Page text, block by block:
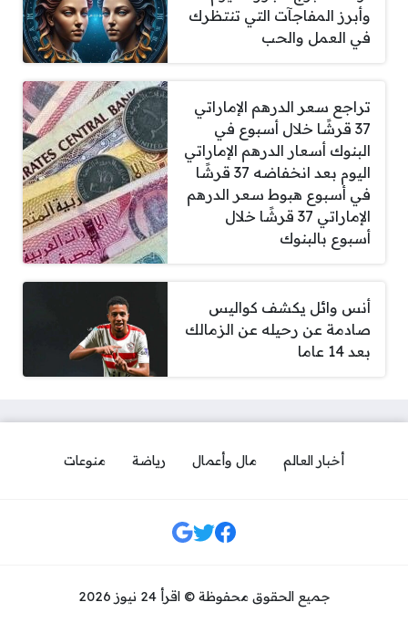
وأبرز المفاجآت التي تنتظرك
في العمل والحب
تراجع سعر الدرهم الإماراتي
37 قرشًا خلال أسبوع في
البنوك أسعار الدرهم الإماراتي
اليوم بعد انخفاضه 37 قرشًا
في أسبوع هبوط سعر الدرهم
الإماراتي 37 قرشًا خلال
أسبوع بالبنوك
أنس وائل يكشف كواليس
صادمة عن رحيله عن الزمالك
بعد 14 عاما
أخبار العالم مال وأعمال رياضة منوعات
مواقع التواصل
جميع الحقوق محفوظة © اقرأ 24 نيوز 2026